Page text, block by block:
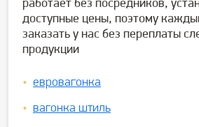
работает без посредников,
доступные цены, поэтому
заказать у нас без переплаты
продукции
евровагонка
вагонка штиль